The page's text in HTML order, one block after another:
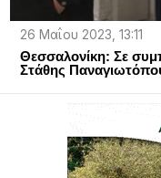
26 Μαΐου 2023, 13:11
Θεσσαλονίκη: Σε
Στάθης